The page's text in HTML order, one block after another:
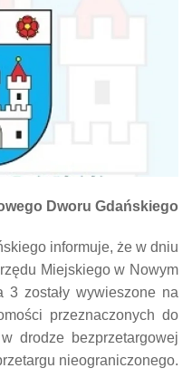
Dworu Gdańskiego
informuje, że w dniu
Miejskiego w Nowym
3 zostały wywieszone na
przeznaczonych do
drodze bezprzetargowej
nieograniczonego.